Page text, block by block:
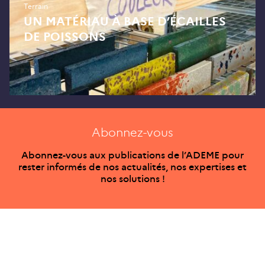
Terrain
UN MATÉRIAU À BASE D’ÉCAILLES
DE POISSONS
Abonnez-vous
Abonnez-vous aux publications de l’ADEME pour
rester informés de nos actualités, nos expertises et
nos solutions !